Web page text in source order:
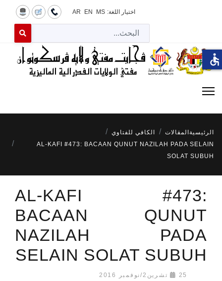
اختيار اللغة: MS
EN
AR
for results.
الرئيسية المقالات
الكافي للفتاوي
AL-KAFI #473: BACAAN QUNUT NAZILAH PADA SELAIN
SOLAT SUBUH
AL-KAFI #473:
BACAAN QUNUT
NAZILAH PADA
SELAIN SOLAT SUBUH
25 تشرين2/نوفمبر 2016
accessible